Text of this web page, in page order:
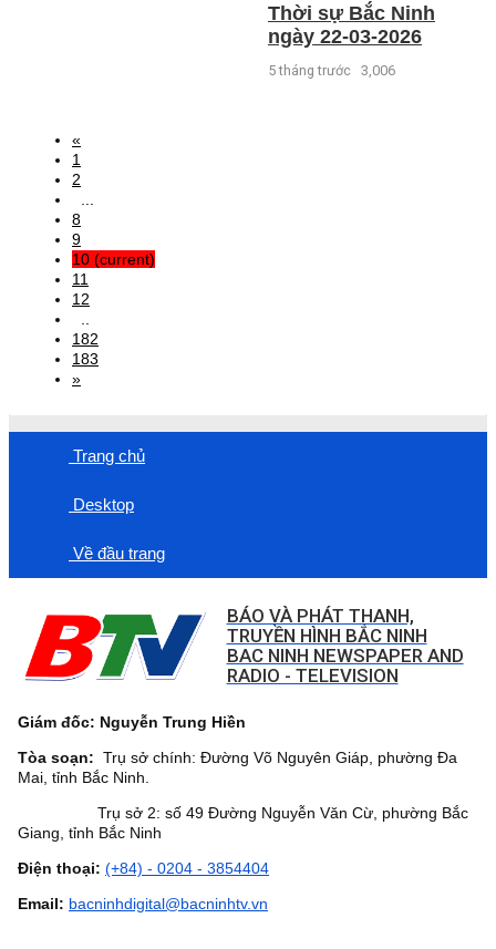
Thời sự Bắc Ninh
ngày 22-03-2026
5 tháng trước 3,006
«
1
2
8
9
10 (current)
11
12
182
183
»
Trang chủ
Desktop
Về đầu trang
BÁO VÀ PHÁT THANH,
TRUYỀN HÌNH BẮC NINH
BAC NINH NEWSPAPER AND
RADIO - TELEVISION
Giám đốc: Nguyễn Trung Hiền
Tòa soạn: Trụ sở chính: Đường Võ Nguyên Giáp, phường Đa
Mai, tỉnh Bắc Ninh.
Trụ sở 2: số 49 Đường Nguyễn Văn Cừ, phường Bắc
Giang, tỉnh Bắc Ninh
Điện thoại: (+84) - 0204 - 3854404
Email: bacninhdigital@bacninhtv.vn